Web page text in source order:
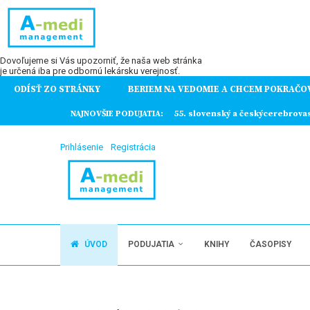
Dovoľujeme si Vás upozorniť, že naša web stránka
je určená iba pre odbornú lekársku verejnosť.
ODÍSŤ ZO STRÁNKY BERIEM NA VEDOMIE A CHCEM
NAJNOVŠIE PODUJATIA: 55. slovenský a
Prihlásenie Registrácia
ÚVOD PODUJATIA KNIHY ČASOPISY